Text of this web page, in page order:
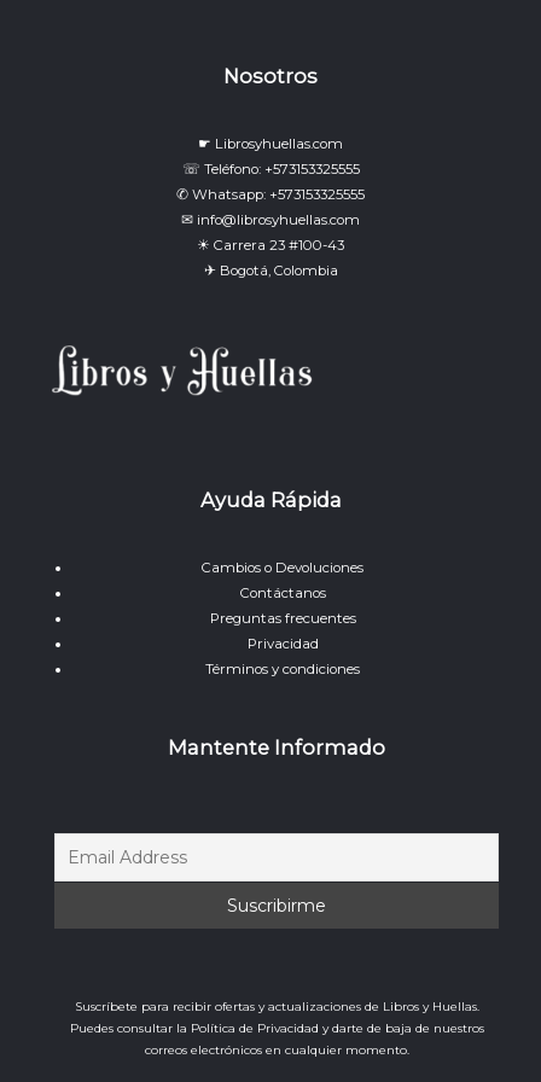
Nosotros
☛ Librosyhuellas.com
☏ Teléfono: +573153325555
✆ Whatsapp: +573153325555
✉ info@librosyhuellas.com
☀ Carrera 23 #100-43
✈ Bogotá, Colombia
Ayuda Rápida
Cambios o Devoluciones
Contáctanos
Preguntas frecuentes
Privacidad
Términos y condiciones
Mantente Informado
Suscríbete para recibir ofertas y actualizaciones de Libros y Huellas.
Puedes consultar la Política de Privacidad y darte de baja de nuestros
correos electrónicos en cualquier momento.